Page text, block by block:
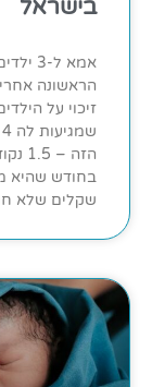
בישראל
אמא
זיכוי על
שקלים שלא